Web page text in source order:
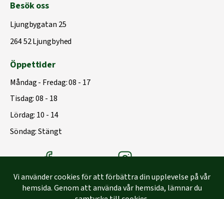
Besök oss
Ljungbygatan 25
264 52 Ljungbyhed
Öppettider
Måndag - Fredag: 08 - 17
Tisdag: 08 - 18
Lördag: 10 - 14
Söndag: Stängt
Träbolagets FacebookTräbolagets instagram